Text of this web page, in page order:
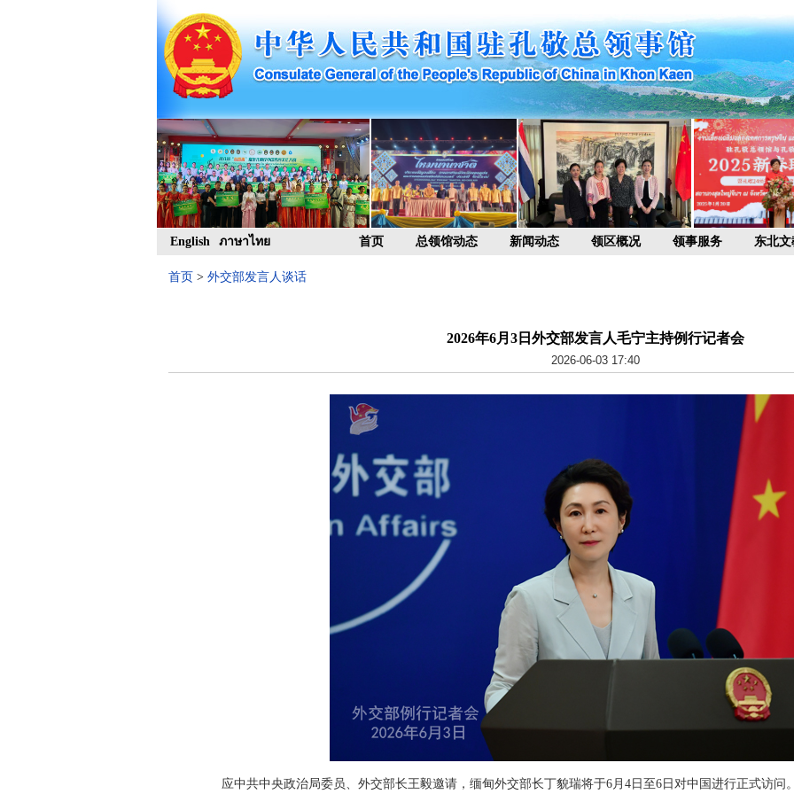
English ภาษาไทย 首页 总领馆动态 新闻动态 领区概况 领事服务 东北文
首页 > 外交部发言人谈话
2026年6月3日外交部发言人毛宁主持例行记者会
2026-06-03 17:40
应中共中央政治局委员、外交部长王毅邀请，缅甸外交部长丁貌瑞将于6月4日至6日对中国进行正式访问